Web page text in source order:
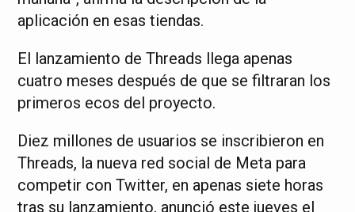
aplicación en esas tiendas.
El lanzamiento de Threads llega apenas
cuatro meses después de que se filtraran los
primeros ecos del proyecto.
Diez millones de usuarios se inscribieron en
Threads, la nueva red social de Meta para
competir con Twitter, en apenas siete horas
tras su lanzamiento, anunció este jueves el